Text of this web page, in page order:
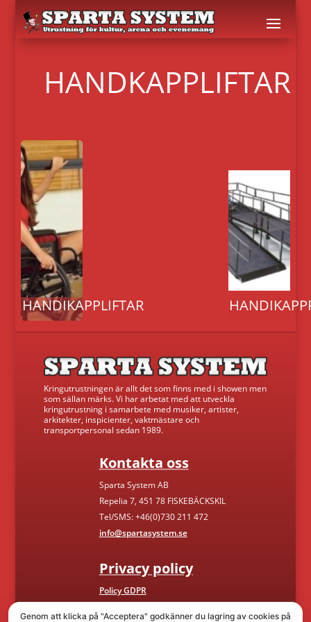
HANDKAPPLIFTAR
HANDIKAPPLIFTAR
Kringutrustningen är allt det som finns med i showen men
som sällan märks. Vi har arbetat med att utveckla
kringutrustning i samarbete med musiker, artister,
arkitekter, inspicienter, vaktmästare och
transportpersonal sedan 1989.
Kontakta oss
Sparta System AB
Repelia 7, 451 78 FISKEBÄCKSKIL
Tel/SMS: +46(0)730 211 472
info@spartasystem.se
Privacy policy
Policy GDPR
Genom att klicka på "Acceptera" godkänner du lagring av cookies på